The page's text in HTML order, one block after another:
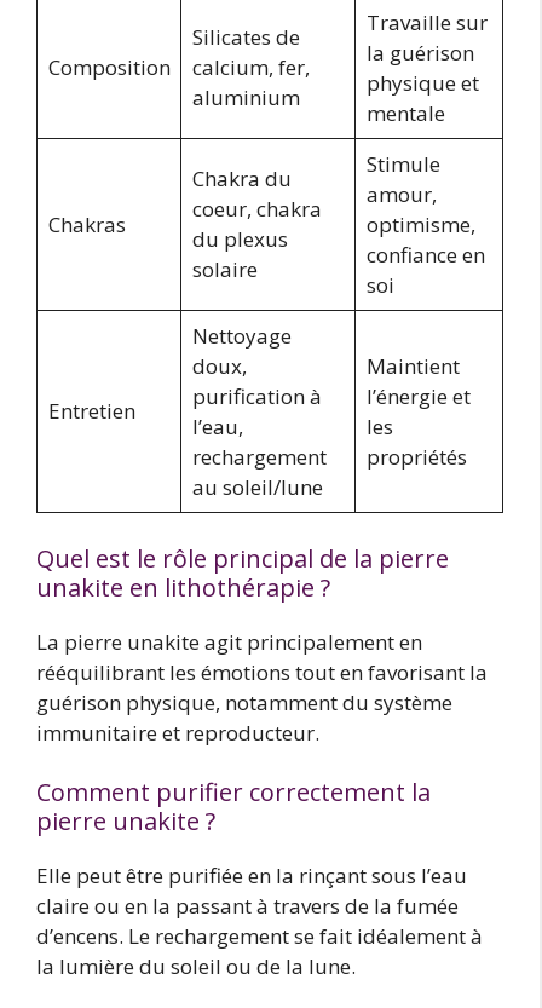
Composition
Silicates de
calcium, fer,
aluminium
Travaille sur
la guérison
physique et
mentale
Chakras
Chakra du
coeur, chakra
du plexus
solaire
Stimule
amour,
optimisme,
confiance en
soi
Entretien
Nettoyage
doux,
purification à
l’eau,
rechargement
au soleil/lune
Maintient
l’énergie et
les
propriétés
Quel est le rôle principal de la pierre
unakite en lithothérapie ?
La pierre unakite agit principalement en
rééquilibrant les émotions tout en favorisant la
guérison physique, notamment du système
immunitaire et reproducteur.
Comment purifier correctement la
pierre unakite ?
Elle peut être purifiée en la rinçant sous l’eau
claire ou en la passant à travers de la fumée
d’encens. Le rechargement se fait idéalement à
la lumière du soleil ou de la lune.